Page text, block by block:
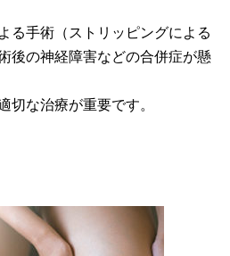
る手術（ストリッピングによる
後の神経障害などの合併症が懸
切な治療が重要です。